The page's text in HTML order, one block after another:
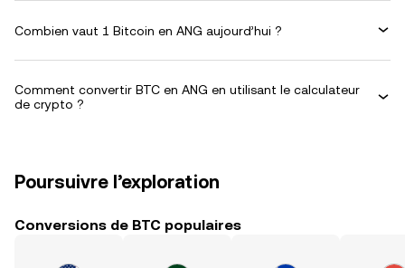
Combien vaut 1 Bitcoin en ANG aujourd’hui ?
Comment convertir BTC en ANG en utilisant le calculateur
de crypto ?
Poursuivre l’exploration
Conversions de BTC populaires